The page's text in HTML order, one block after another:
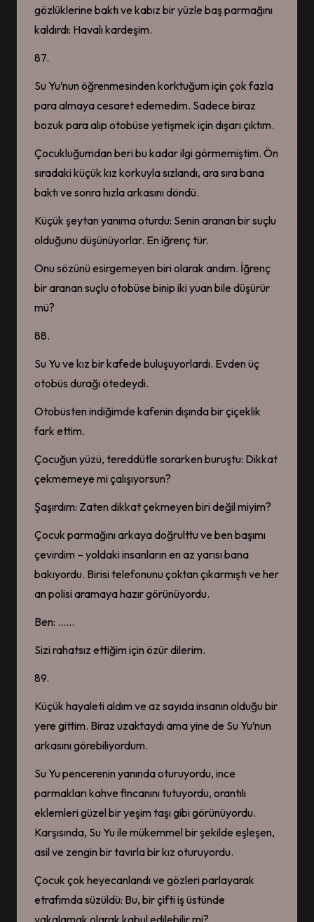
gözlüklerine baktı ve kabız bir yüzle baş parmağını
kaldırdı: Havalı kardeşim.
87.
Su Yu’nun öğrenmesinden korktuğum için çok fazla
para almaya cesaret edemedim. Sadece biraz
bozuk para alıp otobüse yetişmek için dışarı çıktım.
Çocukluğumdan beri bu kadar ilgi görmemiştim. Ön
sıradaki küçük kız korkuyla sızlandı, ara sıra bana
baktı ve sonra hızla arkasını döndü.
Küçük şeytan yanıma oturdu: Senin aranan bir suçlu
olduğunu düşünüyorlar. En iğrenç tür.
Onu sözünü esirgemeyen biri olarak andım. İğrenç
bir aranan suçlu otobüse binip iki yuan bile düşürür
mü?
88.
Su Yu ve kız bir kafede buluşuyorlardı. Evden üç
otobüs durağı ötedeydi.
Otobüsten indiğimde kafenin dışında bir çiçeklik
fark ettim.
Çocuğun yüzü, tereddütle sorarken buruştu: Dikkat
çekmemeye mi çalışıyorsun?
Şaşırdım: Zaten dikkat çekmeyen biri değil miyim?
Çocuk parmağını arkaya doğrulttu ve ben başımı
çevirdim – yoldaki insanların en az yarısı bana
bakıyordu. Birisi telefonunu çoktan çıkarmıştı ve her
an polisi aramaya hazır görünüyordu.
Ben: ……
Sizi rahatsız ettiğim için özür dilerim.
89.
Küçük hayaleti aldım ve az sayıda insanın olduğu bir
yere gittim. Biraz uzaktaydı ama yine de Su Yu’nun
arkasını görebiliyordum.
Su Yu pencerenin yanında oturuyordu, ince
parmakları kahve fincanını tutuyordu, orantılı
eklemleri güzel bir yeşim taşı gibi görünüyordu.
Karşısında, Su Yu ile mükemmel bir şekilde eşleşen,
asil ve zengin bir tavırla bir kız oturuyordu.
Çocuk çok heyecanlandı ve gözleri parlayarak
etrafımda süzüldü: Bu, bir çifti iş üstünde